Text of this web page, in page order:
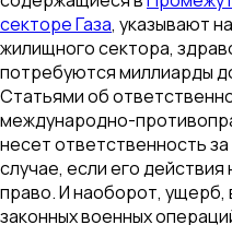
секторе Газа, указывают
жилищного сектора,
потребуются миллиарды
Статьями об
международно-
несет ответственность
случае, если его
право. И наоборот, ущерб,
законных военных